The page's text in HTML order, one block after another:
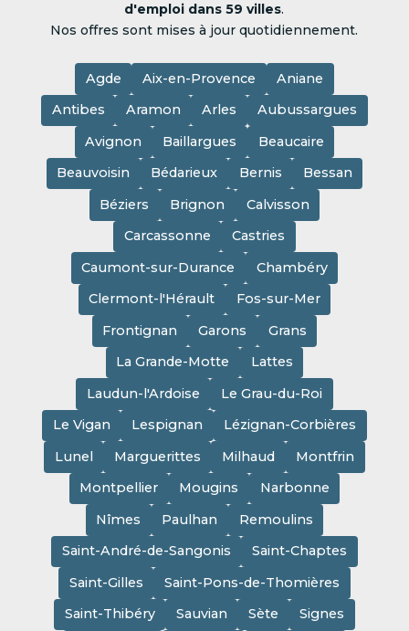
d'emploi dans 59 villes.
Nos offres sont mises à jour quotidiennement.
Agde Aix-en-Provence
Aniane
Antibes
Aramon Arles
Aubussargues
Avignon
Baillargues
Beaucaire
Beauvoisin
Bédarieux Bernis
Bessan
Béziers
Brignon
Calvisson
Carcassonne
Castries
Caumont-sur-Durance
Chambéry
Clermont-l'Hérault
Fos-sur-Mer
Frontignan
Garons
Grans
La Grande-Motte
Lattes
Laudun-l'Ardoise
Le Grau-du-Roi
Le Vigan
Lespignan
Lézignan-Corbières
Lunel
Marguerittes Milhaud
Montfrin
Montpellier
Mougins
Narbonne
Nîmes
Paulhan
Remoulins
Saint-André-de-Sangonis
Saint-Chaptes
Saint-Gilles
Saint-Pons-de-Thomières
Saint-Thibéry
Sauvian Sète
Signes